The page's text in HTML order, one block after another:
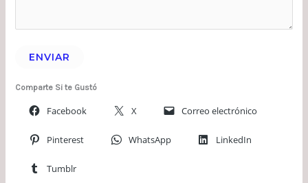
ENVIAR
Comparte Si te Gustó
Facebook X Correo electrónico
Pinterest WhatsApp LinkedIn
Tumblr